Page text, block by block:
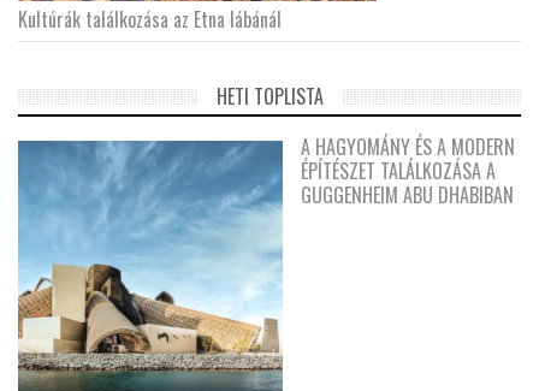
Kultúrák találkozása az Etna lábánál
HETI TOPLISTA
A HAGYOMÁNY ÉS A MODERN
ÉPÍTÉSZET TALÁLKOZÁSA A
GUGGENHEIM ABU DHABIBAN